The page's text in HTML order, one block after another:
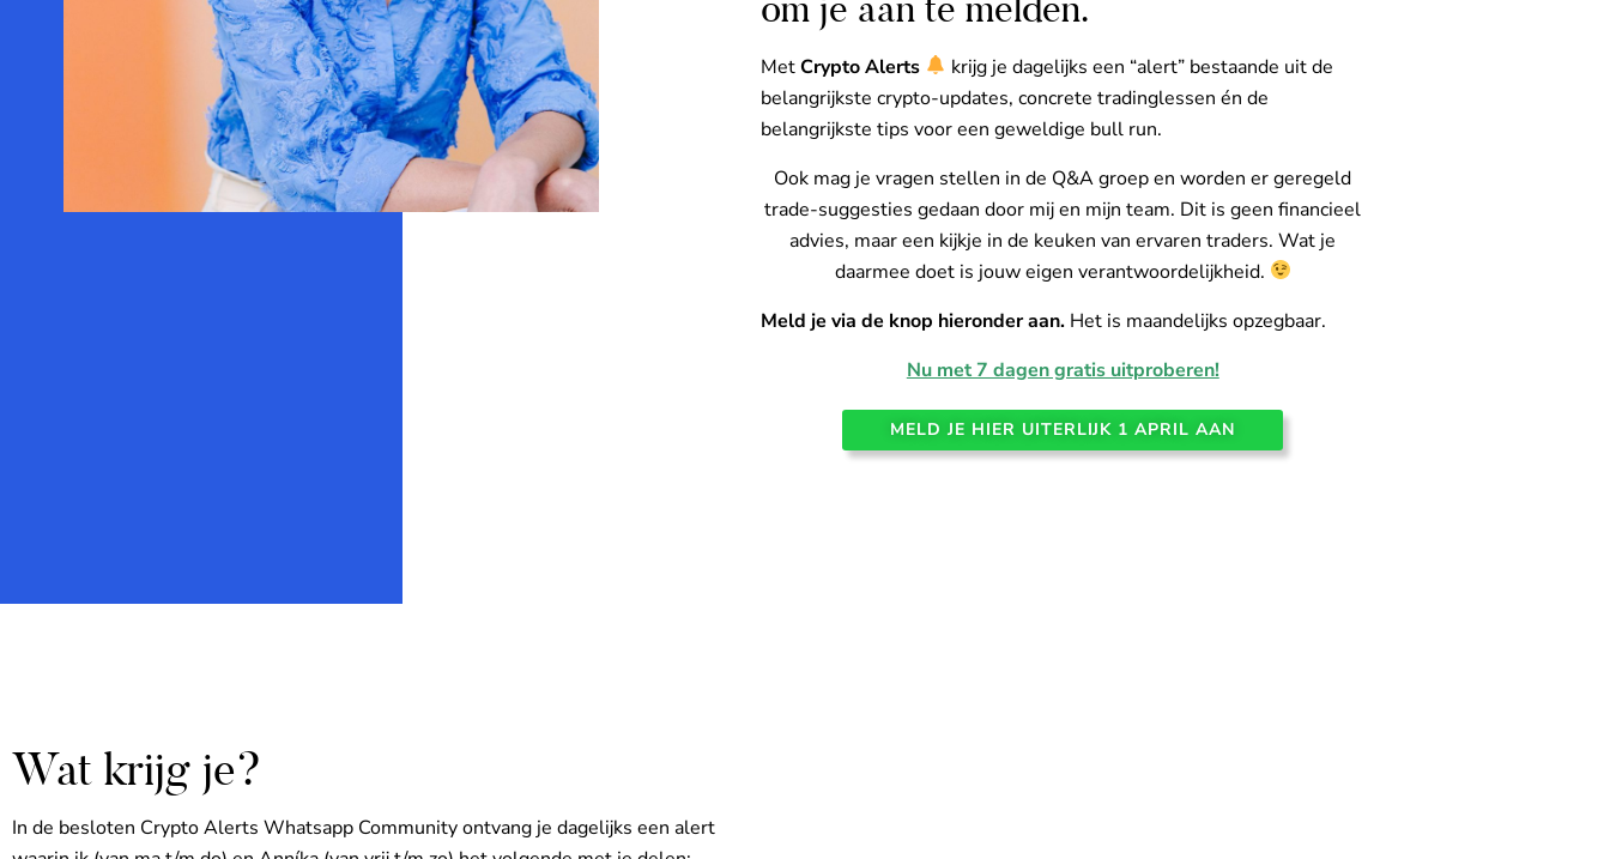
MetCrypto Alerts
krijg je dagelijks een “alert” bestaande uit de
belangrijkste crypto-updates, concrete tradinglessen én de
belangrijkste tips voor een geweldige bull run.
Ook mag je vragen stellen in de Q&A groep en worden er geregeld
trade-suggesties gedaan door mij en mijn team. Dit is geen financieel
advies, maar een kijkje in de keuken van ervaren traders. Wat je
daarmee doet is jouw eigen verantwoordelijkheid.
Meld je via de knop hieronder aan. Het is maandelijks opzegbaar.
Nu met 7 dagen gratis uitproberen!
MELD JE HIER UITERLIJK 1 APRIL AAN
Wat krijg je?
In de besloten Crypto Alerts Whatsapp Community ontvang je dagelijks een alert